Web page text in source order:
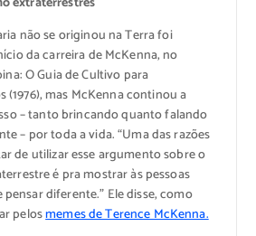
não se originou na Terra foi
da carreira de McKenna, no
O Guia de Cultivo para
(1976), mas McKenna continou a
– tanto brincando quanto falando
– por toda a vida. “Uma das razões
de utilizar esse argumento sobre o
é pra mostrar às pessoas
diferente.” Ele disse, como
pelosmemes de Terence McKenna.